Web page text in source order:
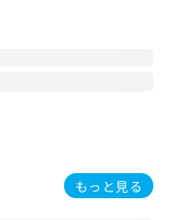
もっと見る